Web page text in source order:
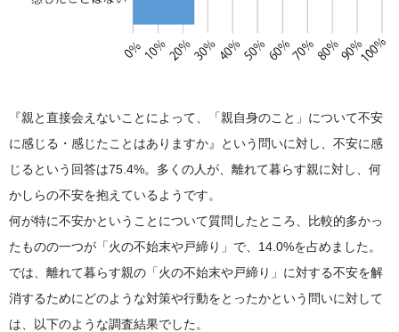
『親と直接会えないことによって、「親自身のこと」について不安
に感じる・感じたことはありますか』という問いに対し、不安に感
じるという回答は75.4%。多くの人が、離れて暮らす親に対し、何
かしらの不安を抱えているようです。
何が特に不安かということについて質問したところ、比較的多かっ
たものの一つが「火の不始末や戸締り」で、14.0%を占めました。
では、離れて暮らす親の「火の不始末や戸締り」に対する不安を解
消するためにどのような対策や行動をとったかという問いに対して
は、以下のような調査結果でした。